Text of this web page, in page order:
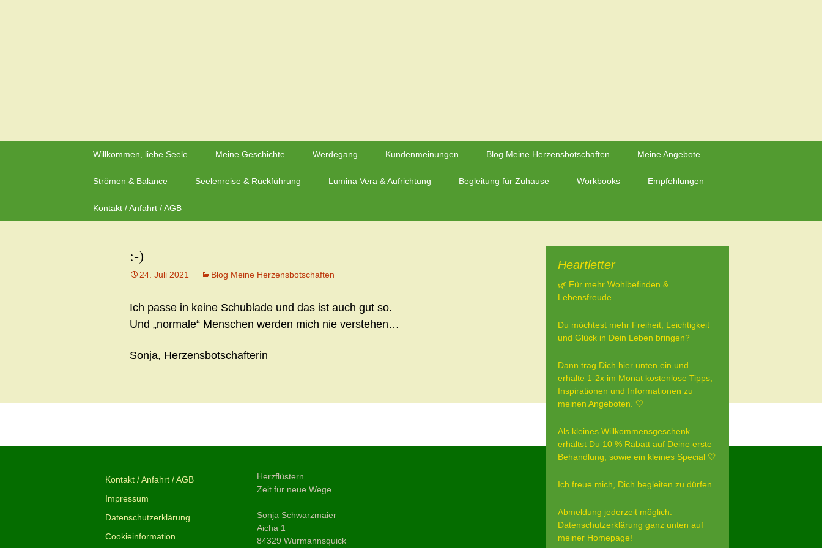
Willkommen, liebe Seele Meine Geschichte Werdegang Kundenmeinungen Blog Meine Herzensbotschaften Meine Angebote
Strömen & Balance Seelenreise & Rückführung Lumina Vera & Aufrichtung Begleitung für Zuhause Workbooks Empfehlungen
Kontakt / Anfahrt / AGB
:-)
24. Juli 2021 Blog Meine Herzensbotschaften
Ich passe in keine Schublade und das ist auch gut so.
Und „normale“ Menschen werden mich nie verstehen…
Sonja, Herzensbotschafterin
Heartletter
🌿 Für mehr Wohlbefinden &
Lebensfreude
Du möchtest mehr Freiheit, Leichtigkeit
und Glück in Dein Leben bringen?
Dann trag Dich hier unten ein und
erhalte 1-2x im Monat kostenlose Tipps,
Inspirationen und Informationen zu
meinen Angeboten. 🤍
Als kleines Willkommensgeschenk
erhältst Du 10 % Rabatt auf Deine erste
Behandlung, sowie ein kleines Special 🤍
Ich freue mich, Dich begleiten zu dürfen.
Abmeldung jederzeit möglich.
Datenschutzerklärung ganz unten auf
meiner Homepage!
Kontakt / Anfahrt / AGB
Impressum
Datenschutzerklärung
Cookieinformation
Herzflüstern
Zeit für neue Wege
Sonja Schwarzmaier
Aicha 1
84329 Wurmannsquick